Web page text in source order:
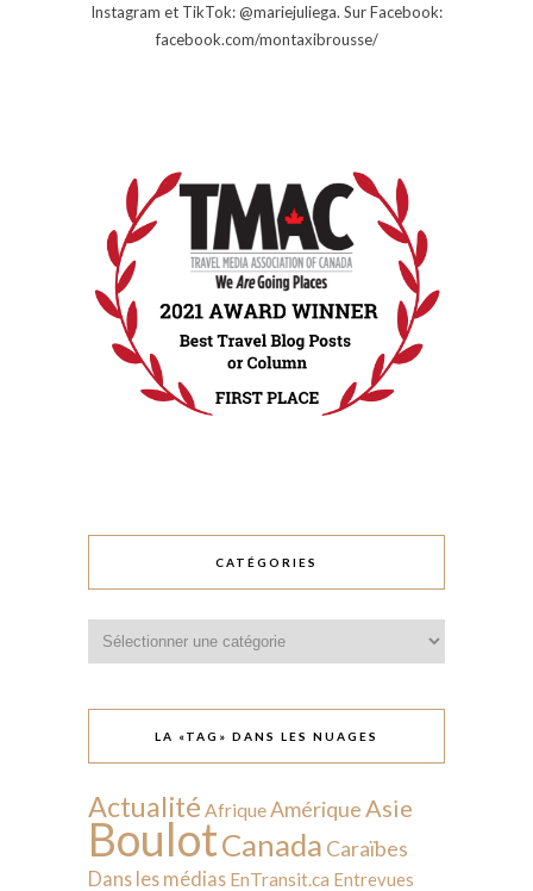
Instagram et TikTok: @mariejuliega. Sur Facebook:
facebook.com/montaxibrousse/
CATÉGORIES
LA «TAG» DANS LES NUAGES
Actualité AfriqueAmérique Asie
BoulotCanada Caraïbes
Dans les médias EnTransit.ca Entrevues